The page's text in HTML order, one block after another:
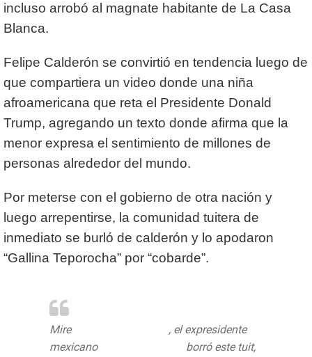
incluso arrobó al magnate habitante de La Casa
Blanca.
Felipe Calderón se convirtió en tendencia luego de
que compartiera un video donde una niña
afroamericana que reta el Presidente Donald
Trump, agregando un texto donde afirma que la
menor expresa el sentimiento de millones de
personas alrededor del mundo.
Por meterse con el gobierno de otra nación y
luego arrepentirse, la comunidad tuitera de
inmediato se burló de calderón y lo apodaron
“Gallina Teporocha” por “cobarde”.
Mire
, el expresidente
mexicano
borró este tuit,